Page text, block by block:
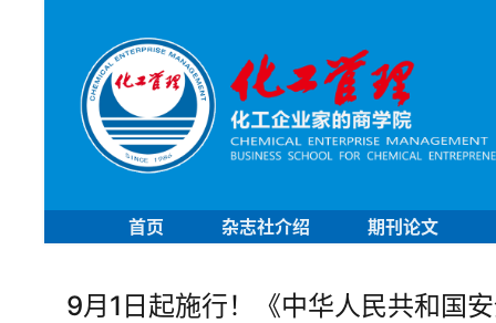
首页 杂志社介绍 期刊论文
9月1日起施行！《中华人民共和国